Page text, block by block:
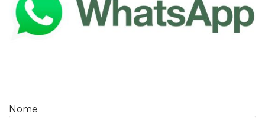
Nome